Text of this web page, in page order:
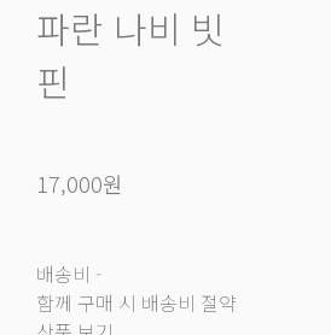
파란 나비 빗
핀
17,000원
배송비 -
함께 구매 시 배송비 절약